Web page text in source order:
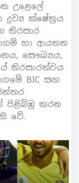
උළෙලේ
ක්ෂේත්‍රය
තිරසාර
හා ආයතන
සෞඛ්‍යය,
තිරසාරත්වය
BIC සහ
පිළිබිඹු කරන
වේ.